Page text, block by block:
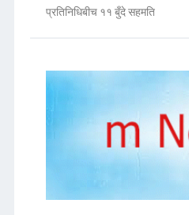
प्रतिनिधिबीच ११ बुँदे सहमति